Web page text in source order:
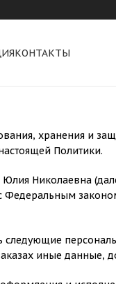
КОНТАКТЫ
хранения и
Политики.
Николаевна
Федеральным
следующие
иные данные,